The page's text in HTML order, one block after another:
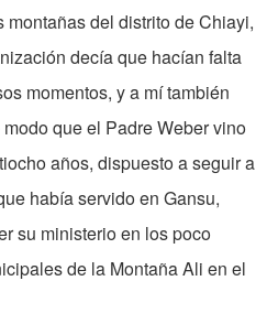
del distrito de Chiayi,
decía que hacían falta
momentos, y a mí también
que el Padre Weber vino
años, dispuesto a seguir a
había servido en Gansu,
su ministerio en los poco
de la Montaña Ali en el